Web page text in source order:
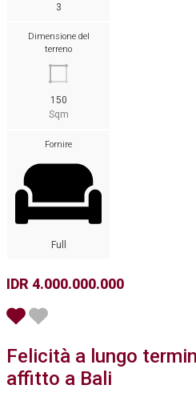
3
Dimensione del
terreno
150
Sqm
Fornire
Full
IDR 4.000.000.000
Felicità a lungo
affitto a Bali